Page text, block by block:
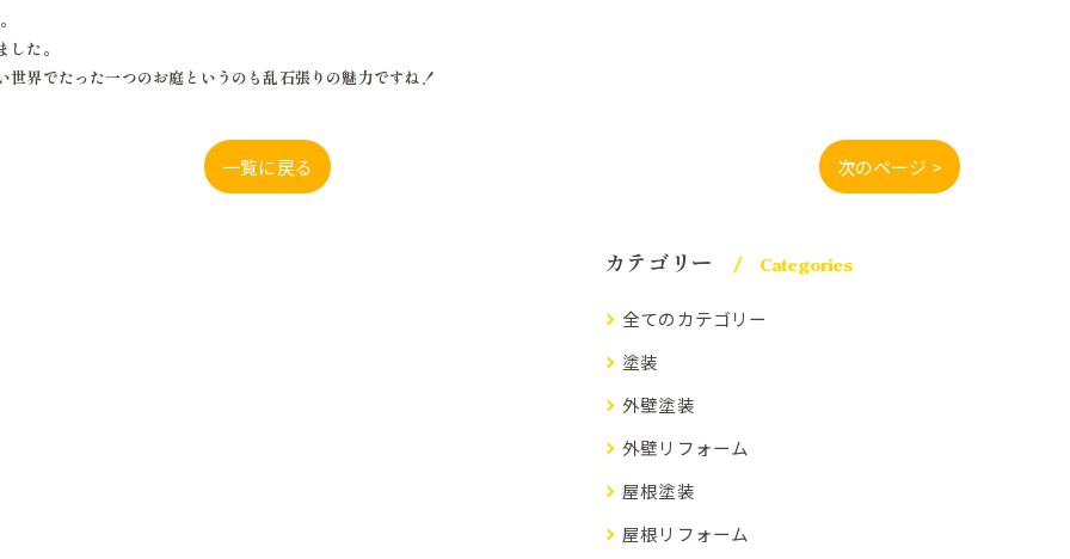
た。
界でたった一つのお庭というのも乱石張りの魅力ですね！
一覧に戻る 次のページ >
カテゴリー Categories
全てのカテゴリー
塗装
外壁塗装
外壁リフォーム
屋根塗装
屋根リフォーム